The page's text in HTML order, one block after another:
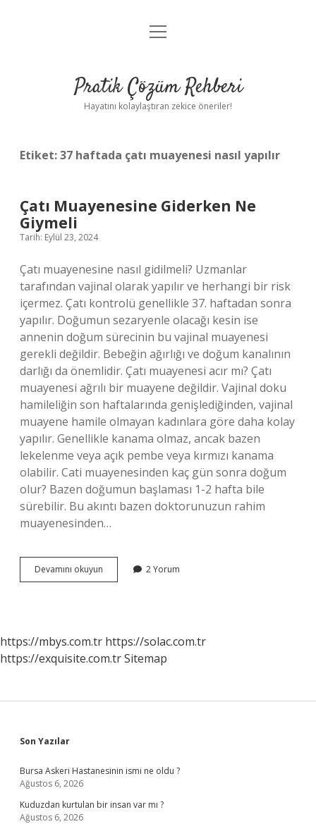
Anasayfa
Yasal Uyarı
menüyü
Pratik Çözüm Rehberi
Hayatını kolaylaştıran zekice öneriler!
Etiket:37 haftada çatı muayenesi nasıl yapılır
Çatı Muayenesine Giderken Ne
Giymeli
Tarih: Eylül 23, 2024
Çatı muayenesine nasıl gidilmeli? Uzmanlar
tarafından vajinal olarak yapılır ve herhangi bir risk
içermez. Çatı kontrolü genellikle 37. haftadan sonra
yapılır. Doğumun sezaryenle olacağı kesin ise
annenin doğum sürecinin bu vajinal muayenesi
gerekli değildir. Bebeğin ağırlığı ve doğum kanalının
darlığı da önemlidir. Çatı muayenesi acır mı? Çatı
muayenesi ağrılı bir muayene değildir. Vajinal doku
hamileliğin son haftalarında genişlediğinden, vajinal
muayene hamile olmayan kadınlara göre daha kolay
yapılır. Genellikle kanama olmaz, ancak bazen
lekelenme veya açık pembe veya kırmızı kanama
olabilir. Cati muayenesinden kaç gün sonra doğum
olur? Bazen doğumun başlaması 1-2 hafta bile
sürebilir. Bu akıntı bazen doktorunuzun rahim
muayenesinden…
Devamını okuyun
Muayenesine
2 Yorum
https://mbys.com.tr https://solac.com.tr
https://exquisite.com.trSitemap
Sidebar
Son Yazılar
Bursa Askeri Hastanesinin ismi ne oldu ?
Ağustos 6, 2026
Kuduzdan kurtulan bir insan var mı ?
Ağustos 6, 2026